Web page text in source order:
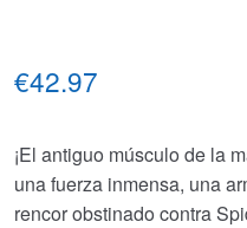
€42.97
¡El antiguo músculo de la
una fuerza inmensa, una
rencor obstinado contra